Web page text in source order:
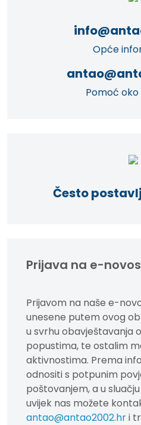
Opće
Pomoć
Često
Prijava na e-
Prijavom na naše e-
unesene putem ovog
u svrhu obavještavanja
popustima, te ostalim
aktivnostima. Prema
odnositi s potpunim
poštovanjem, a u
uvijek nas možete
antao@antao2002.hri